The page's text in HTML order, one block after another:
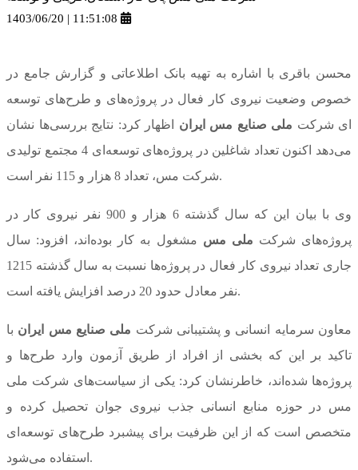
1403/06/20 | 11:51:08
محسن باقری با اشاره به تهیه بانک اطلاعاتی و گزارش جامع در
خصوص وضعیت نیروی کار فعال در پروژه‌های و طرح‌های توسعه
ای شرکت ملی صنایع مس ایران اظهار کرد: نتایج بررسی‌ها نشان
می‌دهد اکنون تعداد شاغلین در پروژه‌های توسعه‌ای 4 مجتمع تولیدی
شرکت مس، تعداد 8 هزار و 115 نفر است.
وی با بیان این که سال گذشته 6 هزار و 900 نفر نیروی کار در
پروژه‌های شرکت ملی مس مشغول به کار بوده‌اند، افزود: سال
جاری تعداد نیروی کار فعال در پروژه‌ها نسبت به سال گذشته 1215
نفر معادل حدود 20 درصد افزایش یافته است.
معاون سرمایه انسانی و پشتیبانی شرکت ملی صنایع مس ایران با
تاکید بر این که بخشی از افراد از طریق آزمون وارد طرح‌ها و
پروژه‌ها شده‌اند، خاطرنشان کرد: یکی از سیاست‌های شرکت ملی
مس در حوزه منابع انسانی جذب نیروی جوان تحصیل کرده و
متخصص است که از این ظرفیت برای پیشبرد طرح‌های توسعه‌ای
استفاده می‌شود.